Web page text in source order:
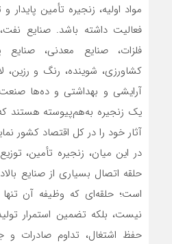
مواد اولیه، زنجیره تأمین پایدار
فعالیت داشته باشد. صنایع
فلزات، صنایع معدنی، صنایع
کشاورزی، شوینده، رنگ و رزین،
آرایشی و بهداشتی و ده‌ها
یک زنجیره به‌هم‌پیوسته هستند
آثار خود را در کل اقتصاد کشور
در این میان، زنجیره تأمین،
حلقه اتصال بسیاری از صنایع
است؛ حلقه‌ای که وظیفه آن تنها
نیست، بلکه تضمین استمرار
حفظ اشتغال، تداوم صادرات